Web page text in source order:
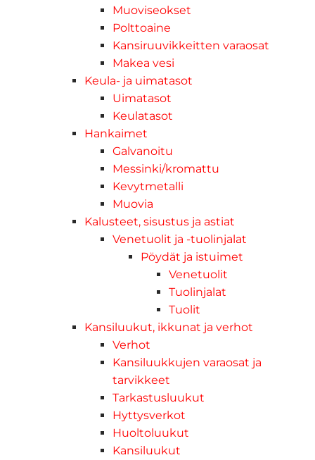
Muoviseokset
Polttoaine
Kansiruuvikkeitten varaosat
Makea vesi
Keula- ja uimatasot
Uimatasot
Keulatasot
Hankaimet
Galvanoitu
Messinki/kromattu
Kevytmetalli
Muovia
Kalusteet, sisustus ja astiat
Venetuolit ja -tuolinjalat
Pöydät ja istuimet
Venetuolit
Tuolinjalat
Tuolit
Kansiluukut, ikkunat ja verhot
Verhot
Kansiluukkujen varaosat ja
tarvikkeet
Tarkastusluukut
Hyttysverkot
Huoltoluukut
Kansiluukut